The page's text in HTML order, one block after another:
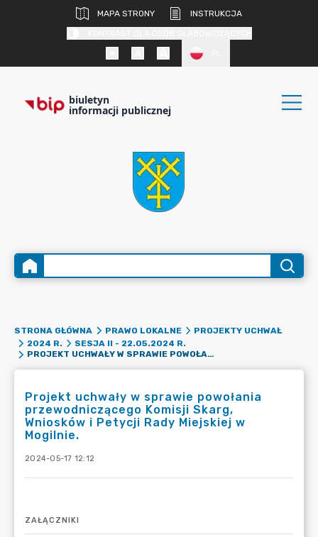
MAPA STRONY
INSTRUKCJA
biuletyn
informacji publicznej
STRONA GŁÓWNA PRAWO LOKALNE
PROJEKTY UCHWAŁ
2024 R.
SESJA II - 22.05.2024 R.
PROJEKT UCHWAŁY W SPRAWIE POWOŁANIA PRZEWODNICZĄCEGO KOMISJI SKARG, WNIOSKÓW I PETYCJI RADY MIEJSKIEJ W MOGILNIE.
Projekt uchwały w sprawie powołania
przewodniczącego Komisji Skarg,
Wniosków i Petycji Rady Miejskiej w
Mogilnie.
2024-05-17 12:12
ZAŁĄCZNIKI